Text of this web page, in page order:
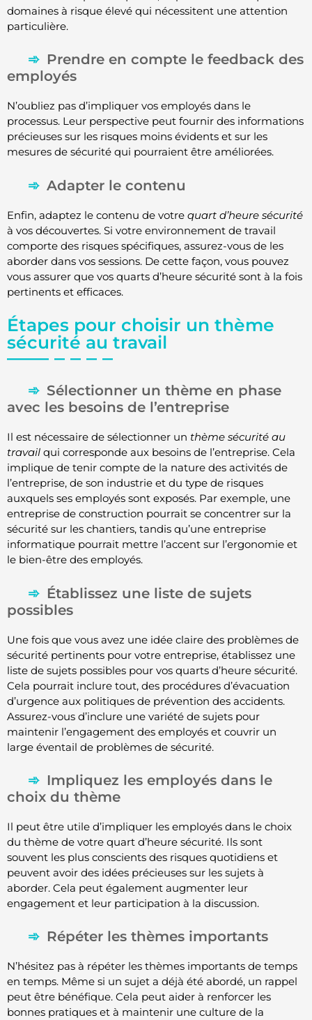
domaines à risque élevé qui nécessitent une attention
particulière.
Prendre en compte le feedback des
employés
N’oubliez pas d’impliquer vos employés dans le
processus. Leur perspective peut fournir des informations
précieuses sur les risques moins évidents et sur les
mesures de sécurité qui pourraient être améliorées.
Adapter le contenu
Enfin, adaptez le contenu de votre quart d’heure sécurité
à vos découvertes. Si votre environnement de travail
comporte des risques spécifiques, assurez-vous de les
aborder dans vos sessions. De cette façon, vous pouvez
vous assurer que vos quarts d’heure sécurité sont à la fois
pertinents et efficaces.
Étapes pour choisir un thème
sécurité au travail
Sélectionner un thème en phase
avec les besoins de l’entreprise
Il est nécessaire de sélectionner un thème sécurité au
travail qui corresponde aux besoins de l’entreprise. Cela
implique de tenir compte de la nature des activités de
l’entreprise, de son industrie et du type de risques
auxquels ses employés sont exposés. Par exemple, une
entreprise de construction pourrait se concentrer sur la
sécurité sur les chantiers, tandis qu’une entreprise
informatique pourrait mettre l’accent sur l’ergonomie et
le bien-être des employés.
Établissez une liste de sujets
possibles
Une fois que vous avez une idée claire des problèmes de
sécurité pertinents pour votre entreprise, établissez une
liste de sujets possibles pour vos quarts d’heure sécurité.
Cela pourrait inclure tout, des procédures d’évacuation
d’urgence aux politiques de prévention des accidents.
Assurez-vous d’inclure une variété de sujets pour
maintenir l’engagement des employés et couvrir un
large éventail de problèmes de sécurité.
Impliquez les employés dans le
choix du thème
Il peut être utile d’impliquer les employés dans le choix
du thème de votre quart d’heure sécurité. Ils sont
souvent les plus conscients des risques quotidiens et
peuvent avoir des idées précieuses sur les sujets à
aborder. Cela peut également augmenter leur
engagement et leur participation à la discussion.
Répéter les thèmes importants
N’hésitez pas à répéter les thèmes importants de temps
en temps. Même si un sujet a déjà été abordé, un rappel
peut être bénéfique. Cela peut aider à renforcer les
bonnes pratiques et à maintenir une culture de la